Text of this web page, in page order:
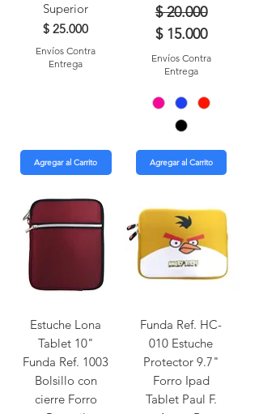
Superior
Precio
$ 25.000
Envíos Contra
Entrega
Agregar al Carrito
Precio
$ 20.000Precio de oferta
$ 15.000
Envíos Contra
Entrega
Agregar al Carrito
Estuche Lona
Tablet 10"
Funda Ref. 1003
Bolsillo con
cierre Forro
Funda Ref. HC-
010 Estuche
Protector 9.7"
Forro Ipad
Tablet Paul F.